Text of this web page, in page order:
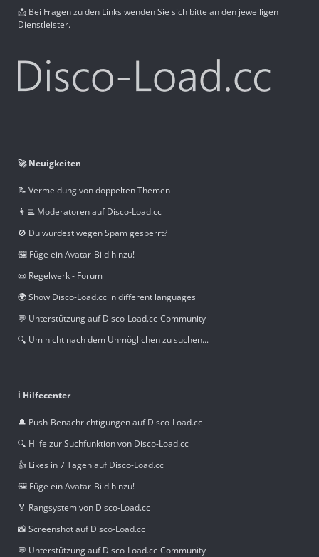
📩 Bei Fragen zu den Links wenden Sie sich bitte an den jeweiligen
Dienstleister.
🚀 Neuigkeiten
📝 Vermeidung von doppelten Themen
👨‍💻 Moderatoren auf Disco-Load.cc
🚫 Du wurdest wegen Spam gesperrt?
🖼️ Füge ein Avatar-Bild hinzu!
📜 Regelwerk - Forum
🌍 Show Disco-Load.cc in different languages
💬 Unterstützung auf Disco-Load.cc-Community
🔍 Um nicht nach dem Unmöglichen zu suchen...
ℹ️ Hilfecenter
🔔 Push-Benachrichtigungen auf Disco-Load.cc
🔍 Hilfe zur Suchfunktion von Disco-Load.cc
👍 Likes in 7 Tagen auf Disco-Load.cc
🖼️ Füge ein Avatar-Bild hinzu!
🏅 Rangsystem von Disco-Load.cc
📸 Screenshot auf Disco-Load.cc
💬 Unterstützung auf Disco-Load.cc-Community